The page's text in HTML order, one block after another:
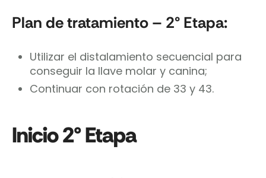
Plan de tratamiento – 2° Etapa:
Utilizar el distalamiento secuencial para
conseguir la llave molar y canina;
Continuar con rotación de 33 y 43.
Inicio 2° Etapa